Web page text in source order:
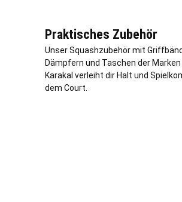
Praktisches Zubehör
Unser Squashzubehör mit
Dämpfern und Taschen der
Karakal verleiht dir Halt und
dem Court.